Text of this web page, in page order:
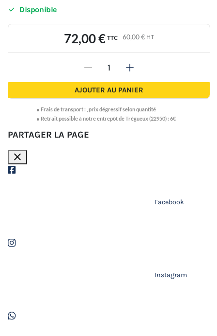
 Disponible
72,00 € TTC 60,00 € HT
- +
AJOUTER AU PANIER
● Frais de transport : prix dégressif selon quantité
● Retrait possible à notre entrepôt de Trégueux (22950) : 6€
PARTAGER LA PAGE
close
Facebook
Instagram